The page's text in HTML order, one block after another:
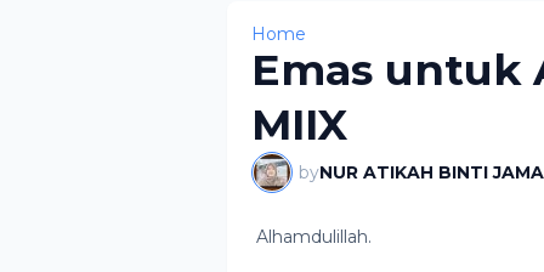
Home
Emas untuk
MIIX
byNUR ATIKAH BINTI
Alhamdulillah.